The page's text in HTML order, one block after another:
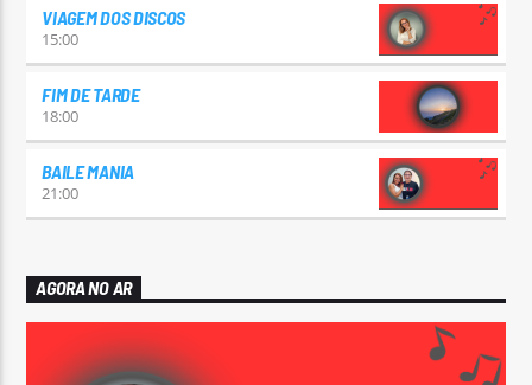
VIAGEM DOS DISCOS
15:00
FIM DE TARDE
18:00
BAILE MANIA
21:00
AGORA NO AR